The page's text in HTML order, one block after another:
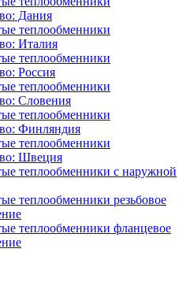
Дания
теплообменники
Италия
теплообменники
Россия
теплообменники
Словения
теплообменники
Финляндия
теплообменники
Швеция
теплообменники с наружной
теплообменники резьбовое
теплообменники фланцевое